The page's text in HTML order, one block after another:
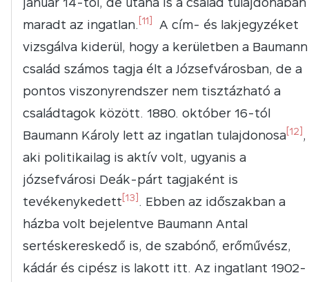
maradt az ingatlan. [11]
A cím- és lakjegyzéket
vizsgálva kiderül, hogy a kerületben a Baumann
család számos tagja élt a Józsefvárosban, de a
pontos viszonyrendszer nem tisztázható a
családtagok között. 1880. október 16-tól
Baumann Károly lett az ingatlan tulajdonosa [12] ,
aki politikailag is aktív volt, ugyanis a
józsefvárosi Deák-párt tagjaként is
tevékenykedett [13] . Ebben az időszakban a
házba volt bejelentve Baumann Antal
sertéskereskedő is, de szabónő, erőművész,
kádár és cipész is lakott itt. Az ingatlant 1902-